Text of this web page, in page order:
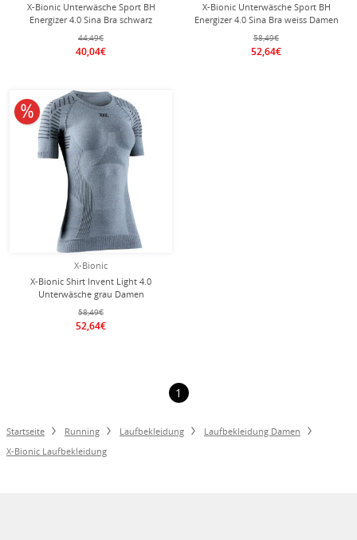
X-Bionic Unterwäsche Sport BH
Energizer 4.0 Sina Bra schwarz
Damen
44,49€
40,04€
X-Bionic Unterwäsche Sport BH
Energizer 4.0 Sina Bra weiss Damen
58,49€
52,64€
X-Bionic
X-Bionic Shirt Invent Light 4.0
Unterwäsche grau Damen
58,49€
52,64€
10% reduziert
1
Startseite Running Laufbekleidung
Laufbekleidung Damen
X-Bionic Laufbekleidung